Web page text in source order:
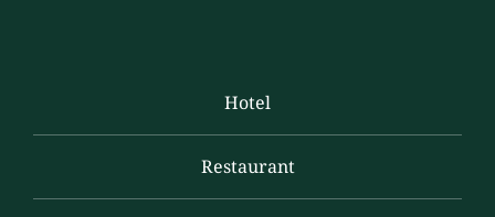
Hotel
Restaurant